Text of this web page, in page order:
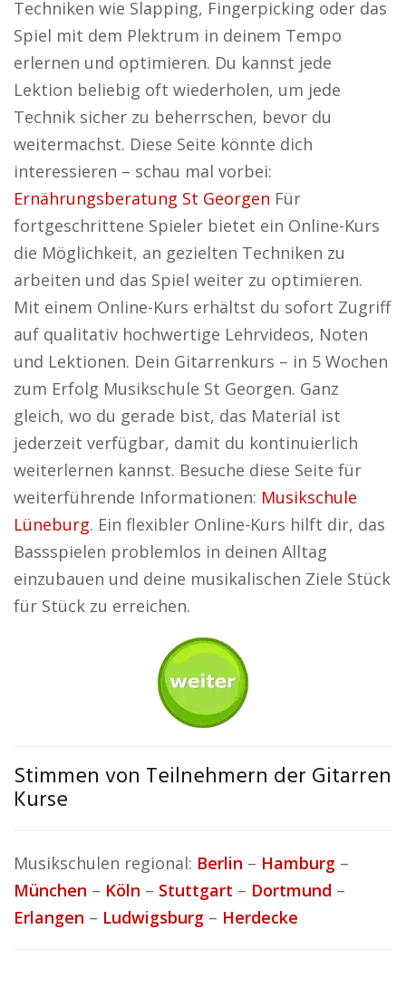
Techniken wie Slapping, Fingerpicking oder das
Spiel mit dem Plektrum in deinem Tempo
erlernen und optimieren. Du kannst jede
Lektion beliebig oft wiederholen, um jede
Technik sicher zu beherrschen, bevor du
weitermachst. Diese Seite könnte dich
interessieren – schau mal vorbei:
Ernährungsberatung St Georgen Für
fortgeschrittene Spieler bietet ein Online-Kurs
die Möglichkeit, an gezielten Techniken zu
arbeiten und das Spiel weiter zu optimieren.
Mit einem Online-Kurs erhältst du sofort Zugriff
auf qualitativ hochwertige Lehrvideos, Noten
und Lektionen. Dein Gitarrenkurs – in 5 Wochen
zum Erfolg Musikschule St Georgen. Ganz
gleich, wo du gerade bist, das Material ist
jederzeit verfügbar, damit du kontinuierlich
weiterlernen kannst. Besuche diese Seite für
weiterführende Informationen: Musikschule
Lüneburg. Ein flexibler Online-Kurs hilft dir, das
Bassspielen problemlos in deinen Alltag
einzubauen und deine musikalischen Ziele Stück
für Stück zu erreichen.
Stimmen von Teilnehmern der Gitarren
Kurse
Musikschulen regional: Berlin – Hamburg –
München – Köln – Stuttgart – Dortmund –
Erlangen – Ludwigsburg – Herdecke